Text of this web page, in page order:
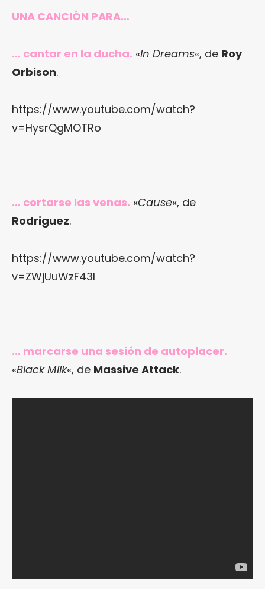
UNA CANCIÓN PARA…
… cantar en la ducha. «In Dreams«, de Roy
Orbison.
https://www.youtube.com/watch?
v=HysrQgMOTRo
… cortarse las venas. «Cause«, de
Rodriguez.
https://www.youtube.com/watch?
v=ZWjUuWzF43I
… marcarse una sesión de autoplacer.
«Black Milk«, de Massive Attack.